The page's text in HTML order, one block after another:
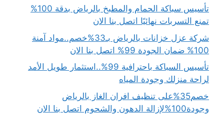
تأسيس سباكة الحمام والمطبخ بالرياض بدقة 100%
تمنع التسربات نهائيًا اتصل بنا الان
شركة عزل خزانات بالرياض بـ33%خصم..مواد آمنة
100% ضمان الجودة 99% اتصل بنا الان
تأسيس السباكة باحترافية 99%..استثمار طويل الأمد
لراحة منزلك وجودة المياه
خصم35%على تنظيف افران الغاز بالرياض
وجودة100%لإزالة الدهون والشحوم اتصل بنا الان